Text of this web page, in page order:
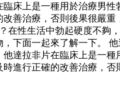
床上是一種用於治療男
善治療，否則後果很嚴
在性生活中勃起硬度不夠
下面一起來了解一下。
達拉非片在臨床上是一
進行正確的改善治療，